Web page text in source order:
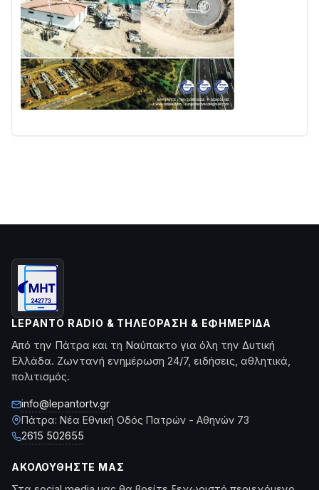
LEPANTO RADIO & ΤΗΛΕΌΡΑΣΗ & ΕΦΗΜΕΡΊΔΑ
Από την Πάτρα και τη Ναύπακτο για όλη την Δυτική
Ελλάδα. Ζωντανή ενημέρωση 24/7, ειδήσεις, αθλητικά,
πολιτισμός.
info@lepantortv.gr
Πάτρα: Νέα Εθνική Οδός Πατρών - Αθηνών 73
2615 502655
ΑΚΟΛΟΥΘΉΣΤΕ ΜΑΣ